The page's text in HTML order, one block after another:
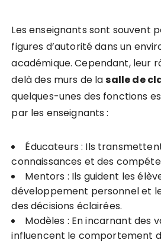
Les enseignants sont souvent
figures d’autorité dans un
académique. Cependant, leur
delà des murs de lasalledecl
quelques-unes des fonctions
par les enseignants :
Éducateurs : Ils
connaissances et des
Mentors : Ils guident les
développement personnel et
des décisions éclairées.
Modèles : En incarnant des
influencent le comportement